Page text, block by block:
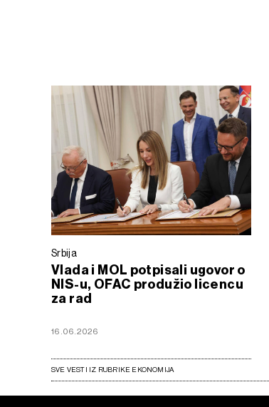
Srbija
Vlada i MOL potpisali ugovor o
NIS-u, OFAC produžio licencu
za rad
16.06.2026
SVE VESTI IZ RUBRIKE EKONOMIJA